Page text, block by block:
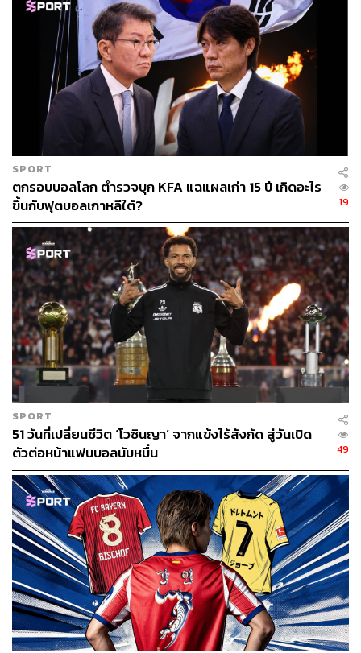
SPORT
ตกรอบบอลโลก ตำรวจบุก KFA แฉแผลเก่า 15 ปี เกิดอะไร
ขึ้นกับฟุตบอลเกาหลีใต้?
19
SPORT
51 วันที่เปลี่ยนชีวิต ‘โวซินญา’ จากแข้งไร้สังกัด สู่วันเปิด
ตัวต่อหน้าแฟนบอลนับหมื่น
49